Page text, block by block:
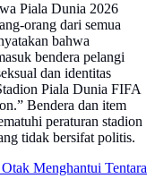
Piala Dunia 2026
orang dari semua
bahwa
bendera pelangi
dan identitas
Piala Dunia FIFA
Bendera dan item
peraturan stadion
tidak bersifat politis.
Menghantui Tentara